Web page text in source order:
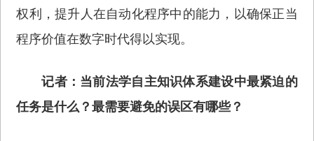
权利，提升人在自动化程序中的能力，以确保正当
程序价值在数字时代得以实现。
记者：当前法学自主知识体系建设中最紧迫的
任务是什么？最需要避免的误区有哪些？